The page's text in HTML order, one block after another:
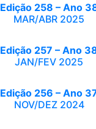
Edição 258 – Ano
MAR/ABR 2025
Edição 257 – Ano
JAN/FEV 2025
Edição 256 – Ano
NOV/DEZ 2024